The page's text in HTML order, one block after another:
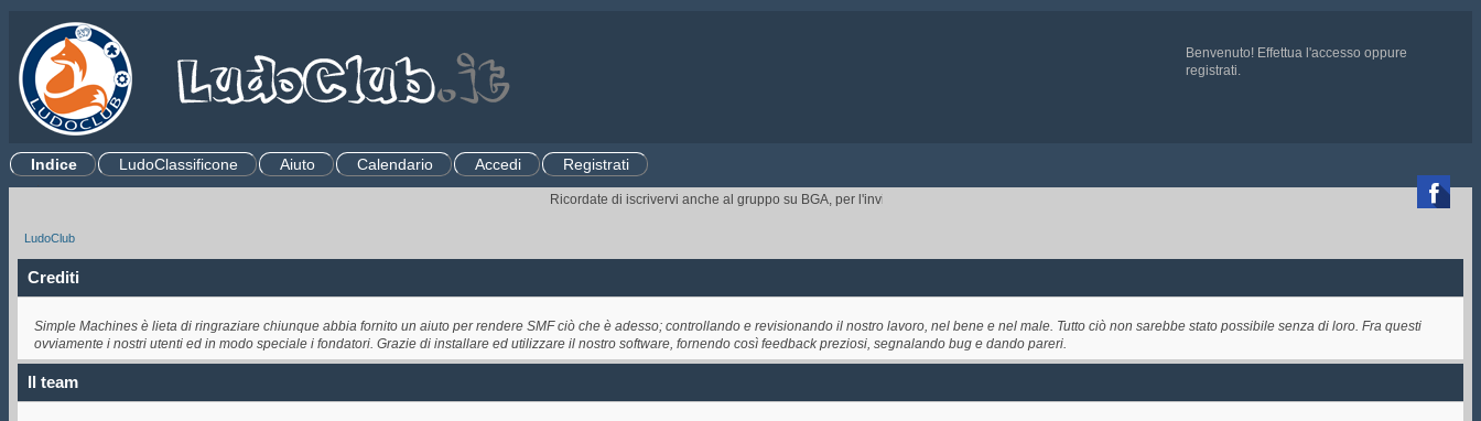
Indice LudoClassificone Aiuto Calendario Accedi Registrati
Benvenuto! Effettua l'accesso oppure
registrati.
.
Ricordate di iscrivervi anche al gruppo su BGA, per l'invito ai tornei.

LudoClub
Crediti
Simple Machines è lieta di ringraziare chiunque abbia fornito un aiuto per rendere SMF ciò che è adesso; controllando e revisionando il nostro lavoro, nel bene e nel male. Tutto ciò non sarebbe stato possibile senza di loro. Fra questi
ovviamente i nostri utenti ed in modo speciale i fondatori. Grazie di installare ed utilizzare il nostro software, fornendo così feedback preziosi, segnalando bug e dando pareri.
Il team